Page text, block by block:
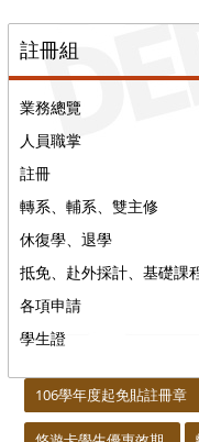
註冊組
業務總覽
人員職掌
註冊
轉系、輔系、雙主修
休復學、退學
抵免、赴外採計、基礎課
各項申請
學生證
106學年度起免貼註冊章